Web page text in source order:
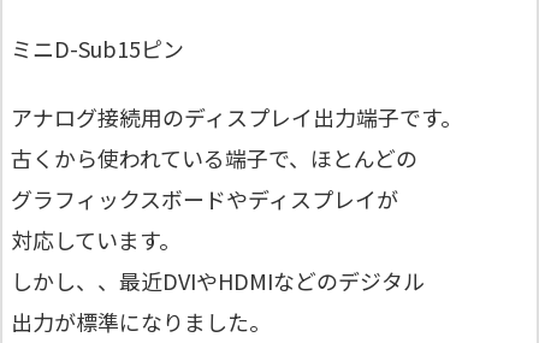
ミニD-Sub15ピン
アナログ接続用のディスプレイ出力端子です。
古くから使われている端子で、ほとんどの
グラフィックスボードやディスプレイが
対応しています。
しかし、、最近DVIやHDMIなどのデジタル
出力が標準になりました。